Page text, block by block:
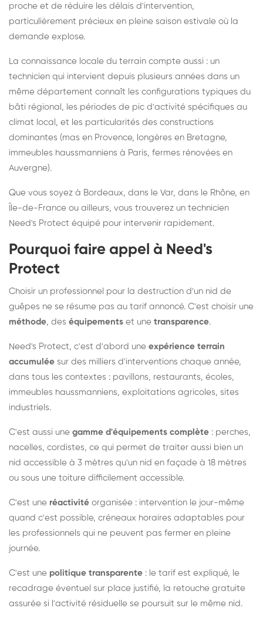
proche et de réduire les délais d'intervention,
particulièrement précieux en pleine saison estivale où la
demande explose.
La connaissance locale du terrain compte aussi : un
technicien qui intervient depuis plusieurs années dans un
même département connaît les configurations typiques du
bâti régional, les périodes de pic d'activité spécifiques au
climat local, et les particularités des constructions
dominantes (mas en Provence, longères en Bretagne,
immeubles haussmanniens à Paris, fermes rénovées en
Auvergne).
Que vous soyez à Bordeaux, dans le Var, dans le Rhône, en
Île-de-France ou ailleurs, vous trouverez un technicien
Need's Protect équipé pour intervenir rapidement.
Pourquoi faire appel à Need's
Protect
Choisir un professionnel pour la destruction d'un nid de
guêpes ne se résume pas au tarif annoncé. C'est choisir une
méthode, des équipements et une transparence.
Need's Protect, c'est d'abord une expérience terrain
accumulée sur des milliers d'interventions chaque année,
dans tous les contextes : pavillons, restaurants, écoles,
immeubles haussmanniens, exploitations agricoles, sites
industriels.
C'est aussi une gamme d'équipements complète : perches,
nacelles, cordistes, ce qui permet de traiter aussi bien un
nid accessible à 3 mètres qu'un nid en façade à 18 mètres
ou sous une toiture difficilement accessible.
C'est une réactivité organisée : intervention le jour-même
quand c'est possible, créneaux horaires adaptables pour
les professionnels qui ne peuvent pas fermer en pleine
journée.
C'est une politique transparente : le tarif est expliqué, le
recadrage éventuel sur place justifié, la retouche gratuite
assurée si l'activité résiduelle se poursuit sur le même nid.